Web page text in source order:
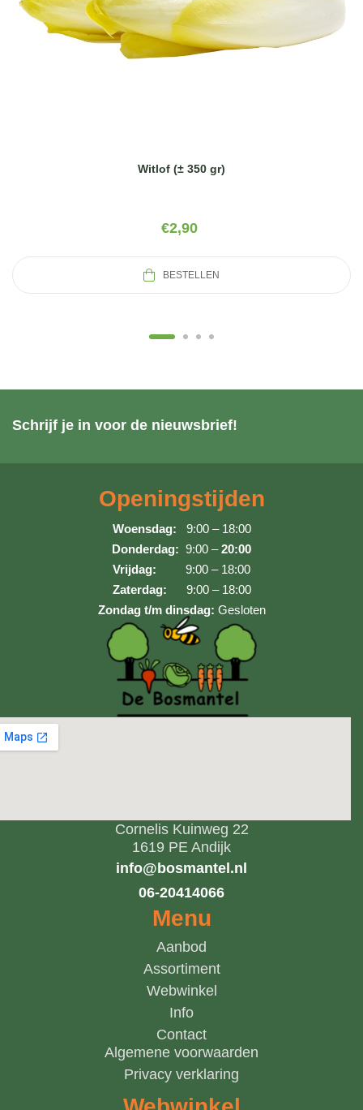
Witlof (± 350 gr)
€2,90
BESTELLEN
Schrijf je in voor de nieuwsbrief!
Openingstijden
Woensdag: 9:00 – 18:00
Donderdag: 9:00 –20:00
Vrijdag: 9:00 – 18:00
Zaterdag: 9:00 – 18:00
Zondag t/m dinsdag: Gesloten
Cornelis Kuinweg 22
1619 PE Andijk
info@bosmantel.nl
06-20414066
Menu
Aanbod
Assortiment
Webwinkel
Info
Contact
Algemene voorwaarden
Privacy verklaring